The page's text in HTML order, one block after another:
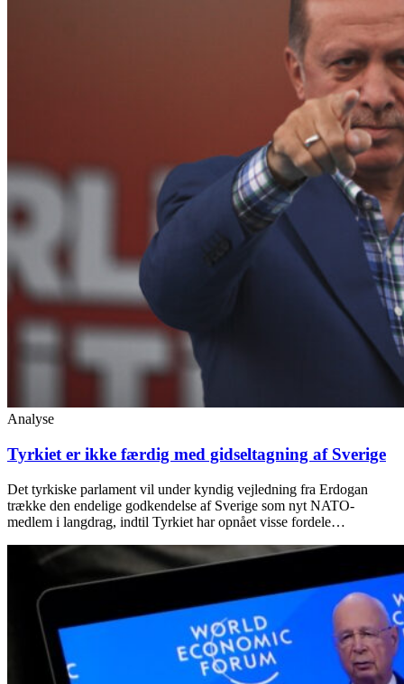
Analyse
Tyrkiet er ikke færdig med gidseltagning af Sverige
Det tyrkiske parlament vil under kyndig vejledning fra Erdogan
trække den endelige godkendelse af Sverige som nyt NATO-
medlem i langdrag, indtil Tyrkiet har opnået visse fordele…